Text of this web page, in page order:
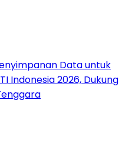
Data untuk
Indonesia 2026, Dukung